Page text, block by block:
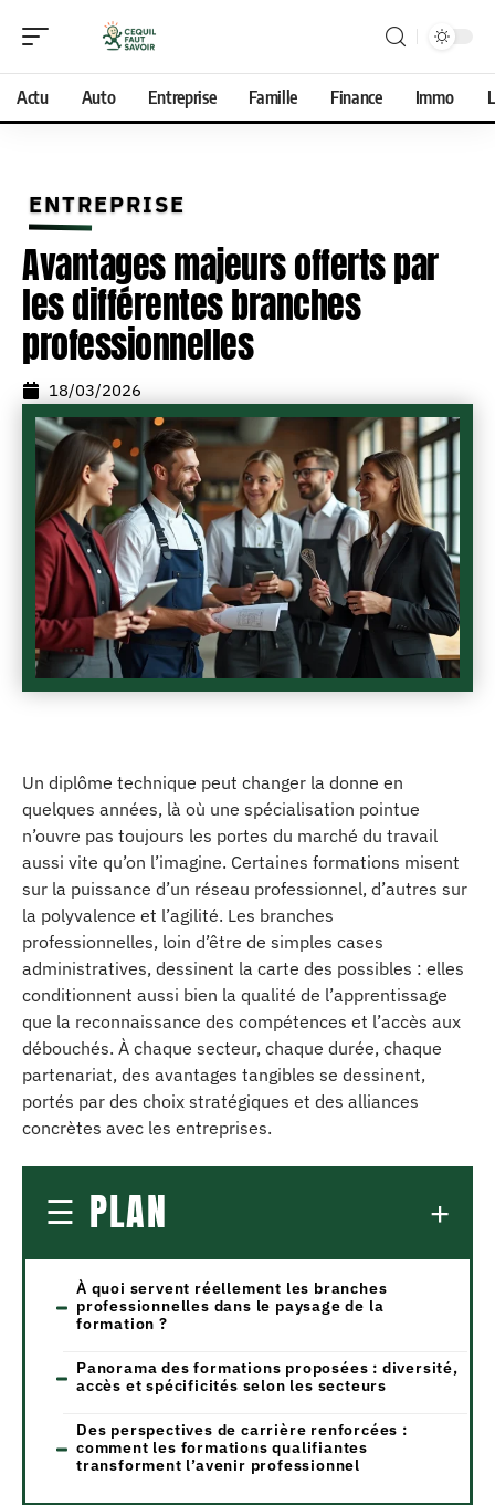
Actu Auto Entreprise Famille Finance Immo
ENTREPRISE
Avantages majeurs offerts par
les différentes branches
professionnelles
18/03/2026
Un diplôme technique peut changer la donne en
quelques années, là où une spécialisation pointue
n’ouvre pas toujours les portes du marché du travail
aussi vite qu’on l’imagine. Certaines formations misent
sur la puissance d’un réseau professionnel, d’autres sur
la polyvalence et l’agilité. Les branches
professionnelles, loin d’être de simples cases
administratives, dessinent la carte des possibles : elles
conditionnent aussi bien la qualité de l’apprentissage
que la reconnaissance des compétences et l’accès aux
débouchés. À chaque secteur, chaque durée, chaque
partenariat, des avantages tangibles se dessinent,
portés par des choix stratégiques et des alliances
concrètes avec les entreprises.
PLAN
À quoi servent réellement les branches
professionnelles dans le paysage de la
formation ?
Panorama des formations proposées : diversité,
accès et spécificités selon les secteurs
Des perspectives de carrière renforcées :
comment les formations qualifiantes
transforment l’avenir professionnel